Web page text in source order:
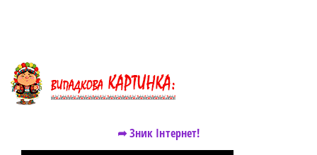
➦ Зник Інтернет!